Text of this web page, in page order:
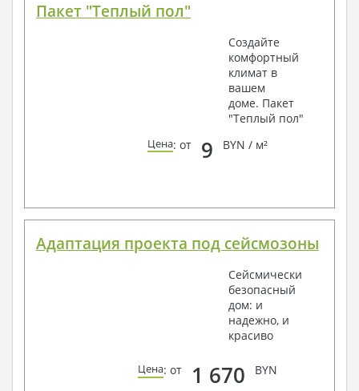
Пакет "Теплый пол"
Создайте
комфортный
климат в
вашем
доме. Пакет
"Теплый пол"
Цена: от 9 BYN / м²
Адаптация проекта под сейсмозоны
Сейсмически
безопасный
дом: и
надежно, и
красиво
Цена: от 1 670 BYN